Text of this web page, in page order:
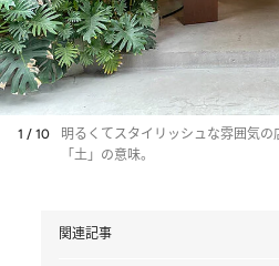
1 / 10
明るくてスタイリッシュな雰囲気の
「土」の意味。
関連記事